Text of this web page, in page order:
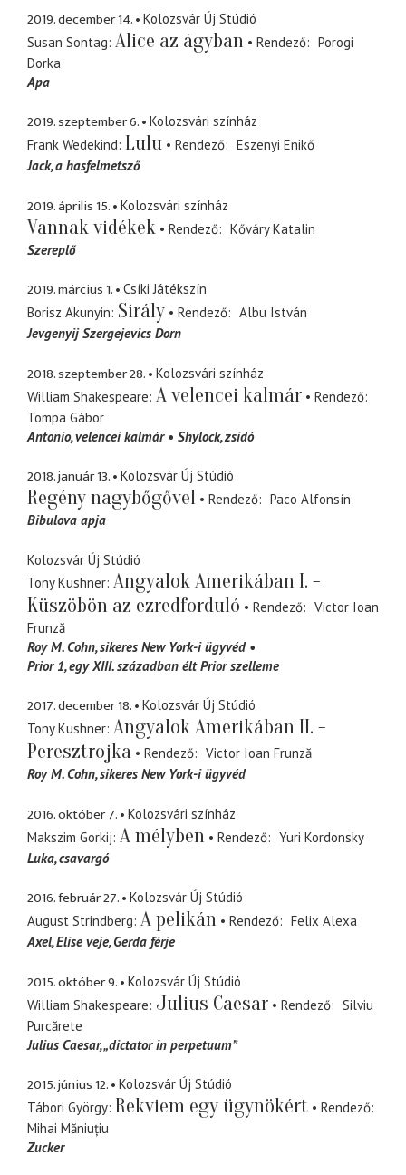
2019. december 14.
Kolozsvár Új Stúdió
Susan Sontag Alice az ágyban Rendező
Porogi
Dorka
Apa
2019. szeptember 6.
Kolozsvári színház
Frank Wedekind Lulu Rendező
Eszenyi Enikő
Jack a hasfelmetsző
2019. április 15. Kolozsvári színház
Vannak vidékek Rendező
Kőváry Katalin
Szereplő
2019. március 1.
Csíki Játékszín
Borisz Akunyin Sirály Rendező
Albu István
Jevgenyij Szergejevics Dorn
2018. szeptember 28.
Kolozsvári színház
William Shakespeare A velencei kalmár
Rendező
Tompa Gábor
Antonio velencei kalmár Shylock zsidó
2018. január 13. Kolozsvár Új Stúdió
Regény nagybőgővel Rendező
Paco Alfonsín
Bibulova apja
Kolozsvár Új Stúdió
Tony Kushner Angyalok Amerikában I. -
Küszöbön az ezredforduló
Rendező
Victor Ioan
Frunză
Roy M. Cohn sikeres New York-i ügyvéd
Prior 1 egy XIII. században élt Prior szelleme
2017. december 18.
Kolozsvár Új Stúdió
Tony Kushner Angyalok Amerikában II. -
Peresztrojka
Rendező
Victor Ioan Frunză
Roy M. Cohn sikeres New York-i ügyvéd
2016. október 7.
Kolozsvári színház
Makszim Gorkij A mélyben Rendező
Yuri Kordonsky
Luka csavargó
2016. február 27.
Kolozsvár Új Stúdió
August Strindberg A pelikán Rendező
Felix Alexa
Axel Elise veje, Gerda férje
2015. október 9.
Kolozsvár Új Stúdió
William Shakespeare Julius Caesar Rendező
Silviu
Purcărete
Julius Caesar „dictator in perpetuum”
2015. június 12.
Kolozsvár Új Stúdió
Tábori György Rekviem egy ügynökért
Rendező
Mihai Măniuțiu
Zucker